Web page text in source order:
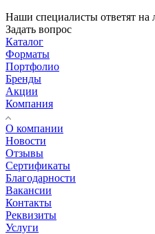
Наши специалисты ответят
Задать вопрос
Каталог
Форматы
Портфолио
Бренды
Акции
Компания
О компании
Новости
Отзывы
Сертификаты
Благодарности
Вакансии
Контакты
Реквизиты
Услуги